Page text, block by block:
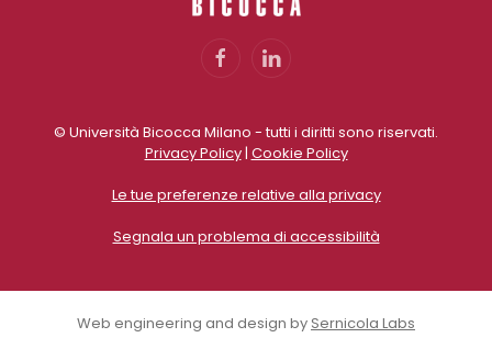
© Università Bicocca Milano - tutti i diritti sono riservati.
Privacy Policy| Cookie Policy
Le tue preferenze relative alla privacy
Segnala un problema di accessibilità
Web engineering and design by Sernicola Labs